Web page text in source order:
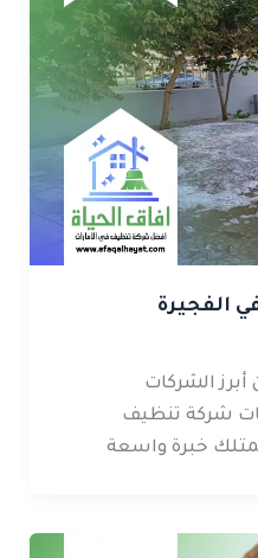
الفجيرة
أبرز الشركات
شركة تنظيف
خبرة واسعة